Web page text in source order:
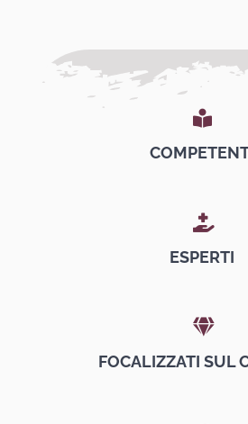
ESPERTI
FOCALIZZATI SUL